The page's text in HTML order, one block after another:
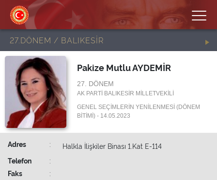
27.DÖNEM / BALIKESİR
Pakize Mutlu AYDEMİR
27. DÖNEM
AK PARTİ BALIKESİR MİLLETVEKİLİ
GENEL SEÇİMLERİN YENİLENMESİ (DÖNEM
BİTİMİ) - 14.05.2023
Adres :
Halkla İlişkiler Binası 1.Kat E-114
Telefon
:
Faks
: